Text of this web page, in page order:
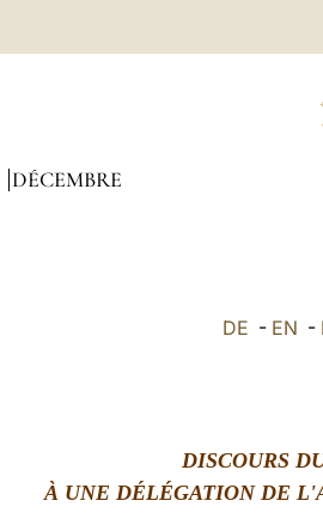
DÉCEMBRE
DE - EN -
DISCOURS
À UNE DÉLÉGATION DE